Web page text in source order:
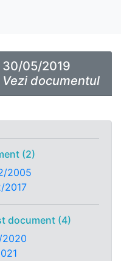
30/05/2019
Vezi documentul
(2)
2005
2017
document (4)
2020